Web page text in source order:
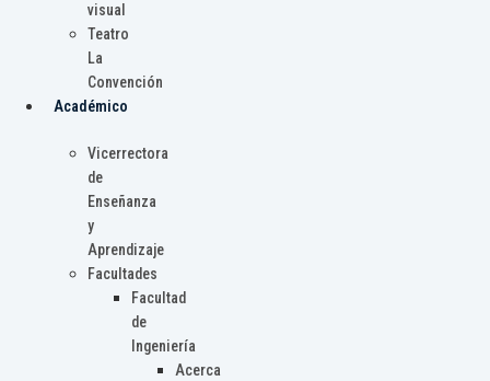
visual
Teatro
La
Convención
Académico
Vicerrectora
de
Enseñanza
y
Aprendizaje
Facultades
Facultad
de
Ingeniería
Acerca